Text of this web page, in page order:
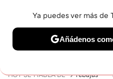
BELLEZA SHOPPING
HOY SE HABLA DE rebajas
Ya puedes ver más de
Añádenos